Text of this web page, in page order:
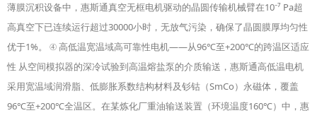
薄膜沉积设备中，惠斯通真空无框电机驱动的晶圆传输机械臂在10⁻⁷ Pa超
高真空下已连续运行超过30000小时，无放气污染，确保了晶圆膜厚均匀性
优于1%。 ④ 高低温宽温域高可靠性电机——从96℃至+200℃的跨温区适应
性 从空间模拟器的深冷试验到高温熔盐泵的介质输送，惠斯通高低温电机
采用宽温域润滑脂、低膨胀系数结构材料及钐钴（SmCo）永磁体，覆盖
96℃至+200℃全温区。在某炼化厂重油输送装置（环境温度160℃）中，惠